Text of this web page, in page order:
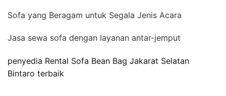
Sofa yang Beragam untuk Segala Jenis Acara
Jasa sewa sofa dengan layanan antar-jemput
penyedia Rental Sofa Bean Bag Jakarat Selatan
Bintaro terbaik